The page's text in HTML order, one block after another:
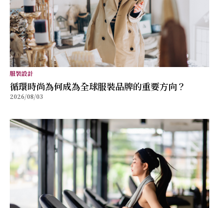
服裝設計
循環時尚為何成為全球服裝品牌的重要方向？
2026/08/03